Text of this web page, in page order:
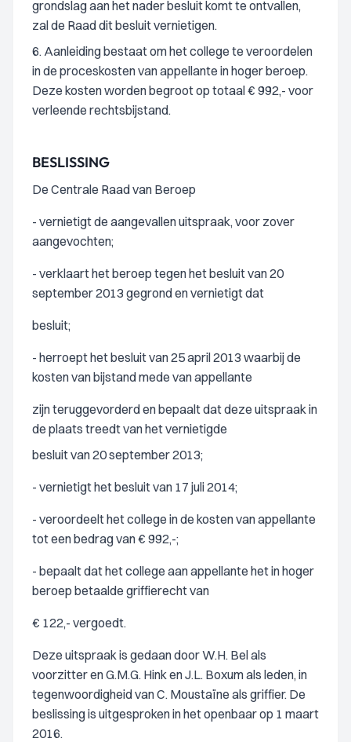
grondslag aan het nader besluit komt te ontvallen,
zal de Raad dit besluit vernietigen.
6. Aanleiding bestaat om het college te veroordelen
in de proceskosten van appellante in hoger beroep.
Deze kosten worden begroot op totaal € 992,- voor
verleende rechtsbijstand.
BESLISSING
De Centrale Raad van Beroep
- vernietigt de aangevallen uitspraak, voor zover
aangevochten;
- verklaart het beroep tegen het besluit van 20
september 2013 gegrond en vernietigt dat
besluit;
- herroept het besluit van 25 april 2013 waarbij de
kosten van bijstand mede van appellante
zijn teruggevorderd en bepaalt dat deze uitspraak in
de plaats treedt van het vernietigde
besluit van 20 september 2013;
- vernietigt het besluit van 17 juli 2014;
- veroordeelt het college in de kosten van appellante
tot een bedrag van € 992,-;
- bepaalt dat het college aan appellante het in hoger
beroep betaalde griffierecht van
€ 122,- vergoedt.
Deze uitspraak is gedaan door W.H. Bel als
voorzitter en G.M.G. Hink en J.L. Boxum als leden, in
tegenwoordigheid van C. Moustaïne als griffier. De
beslissing is uitgesproken in het openbaar op 1 maart
2016.